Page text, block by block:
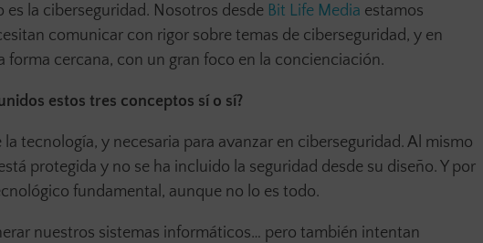
la ciberseguridad. Nosotros desde Bit Life Media estamos
comunicar con rigor sobre temas de ciberseguridad, y en
cercana, con un gran foco en la concienciación.
estos tres conceptos sí o sí?
tecnología, y necesaria para avanzar en ciberseguridad. Al mismo
protegida y no se ha incluido la seguridad desde su diseño. Y por
fundamental, aunque no lo es todo.
nuestros sistemas informáticos… pero también intentan